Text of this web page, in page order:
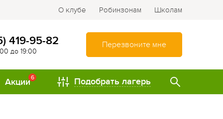
О клубе Робинзонам Школам
419-95-82
до 19:00
Перезвоните мне
Акции6 Подобрать лагерь